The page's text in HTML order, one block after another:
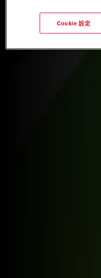
Cookie 設定